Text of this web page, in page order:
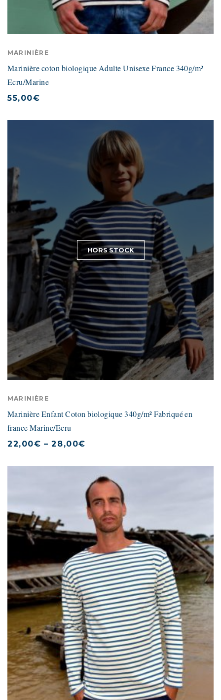
MARINIÈRE
Marinière coton biologique Adulte Unisexe France 340g/m²
Ecru/Marine
55,00€
HORS STOCK
MARINIÈRE
Marinière Enfant Coton biologique 340g/m² Fabriqué en
france Marine/Ecru
22,00€ –28,00€